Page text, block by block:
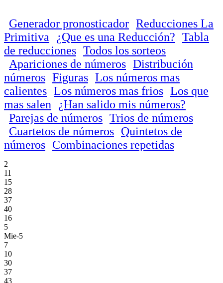
Generador pronosticador Reducciones La
Primitiva
¿Que es una Reducción? Tabla
de reducciones Todos los sorteos
Apariciones de números Distribución
números Figuras Los números mas
calientes Los números mas frios Los que
mas salen
¿Han salido mis números?
Parejas de números Trios de números
Cuartetos de números Quintetos de
números Combinaciones repetidas
2
11
15
28
37
40
16
5
Mie-5
7
10
30
37
43